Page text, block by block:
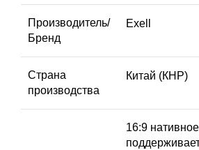
Производитель/
Бренд
Exell
Страна
производства
Китай (КНР)
16:9